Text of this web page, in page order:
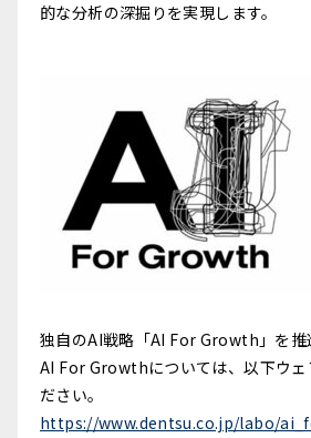
的な分析の深掘りを実現します。
独自のAI戦略「AI For Growth」を推
AI For Growthについては、以下ウェ
ださい。
https://www.dentsu.co.jp/labo/